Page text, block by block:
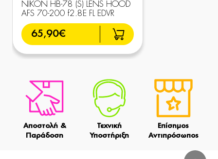
NIKON HB-78 (S) LENS HOOD
AFS 70-200 f2.8E FL EDVR
65,90€
Αποστολή &
Παράδοση
Τεχνική
Υποστήριξη
Επίσημος
Αντιπρόσωπος